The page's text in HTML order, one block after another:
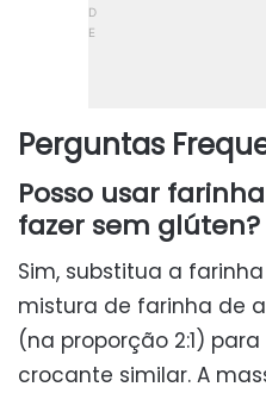
Perguntas
Posso usar
fazer sem glúten?
Sim, substitua a
mistura de farinha de
(na proporção 2:1)
crocante similar. A